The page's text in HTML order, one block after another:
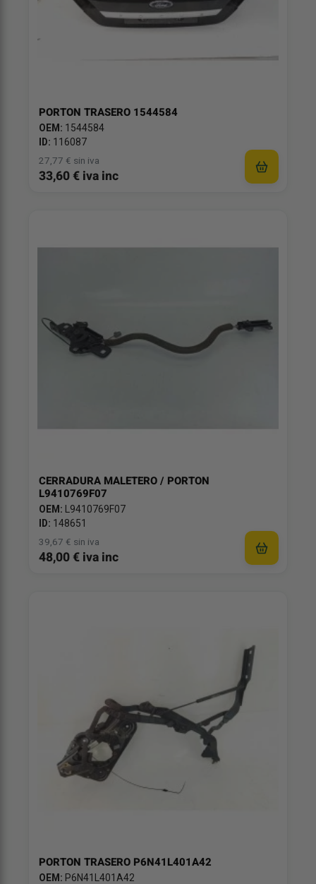
PORTON TRASERO 1544584
OEM: 1544584
ID: 116087
27,77 € sin iva
33,60 € iva inc
CERRADURA MALETERO / PORTON
L9410769F07
OEM: L9410769F07
ID: 148651
39,67 € sin iva
48,00 € iva inc
PORTON TRASERO P6N41L401A42
OEM: P6N41L401A42